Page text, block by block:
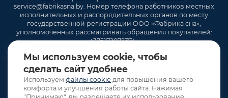
Мы используем cookie, чтобы
сделать сайт удобнее
Используем файлы cookie для повышения вашего
комфорта и улучшения работы сайта. Нажимая
service@fabrikasna.by. Номер телефона работников местных
исполнительных и распорядительных органов по месту
государственной регистрации ООО «Фабрика сна»,
уполномоченных рассматривать обращения покупателей:
+375172072374 .